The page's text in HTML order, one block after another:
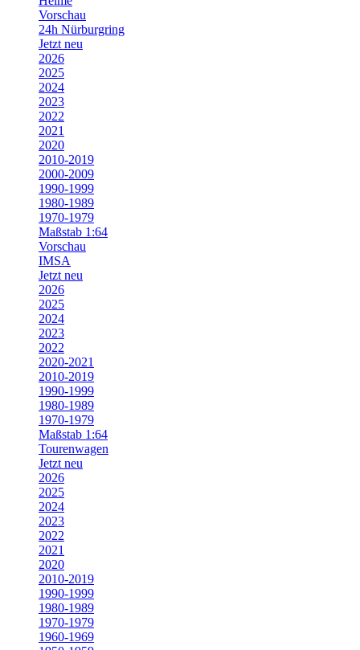
Vorschau
24h Nürburgring
Jetzt neu
2026
2025
2024
2023
2022
2021
2020
2010-2019
2000-2009
1990-1999
1980-1989
1970-1979
Maßstab 1:64
Vorschau
IMSA
Jetzt neu
2026
2025
2024
2023
2022
2020-2021
2010-2019
1990-1999
1980-1989
1970-1979
Maßstab 1:64
Tourenwagen
Jetzt neu
2026
2025
2024
2023
2022
2021
2020
2010-2019
1990-1999
1980-1989
1970-1979
1960-1969